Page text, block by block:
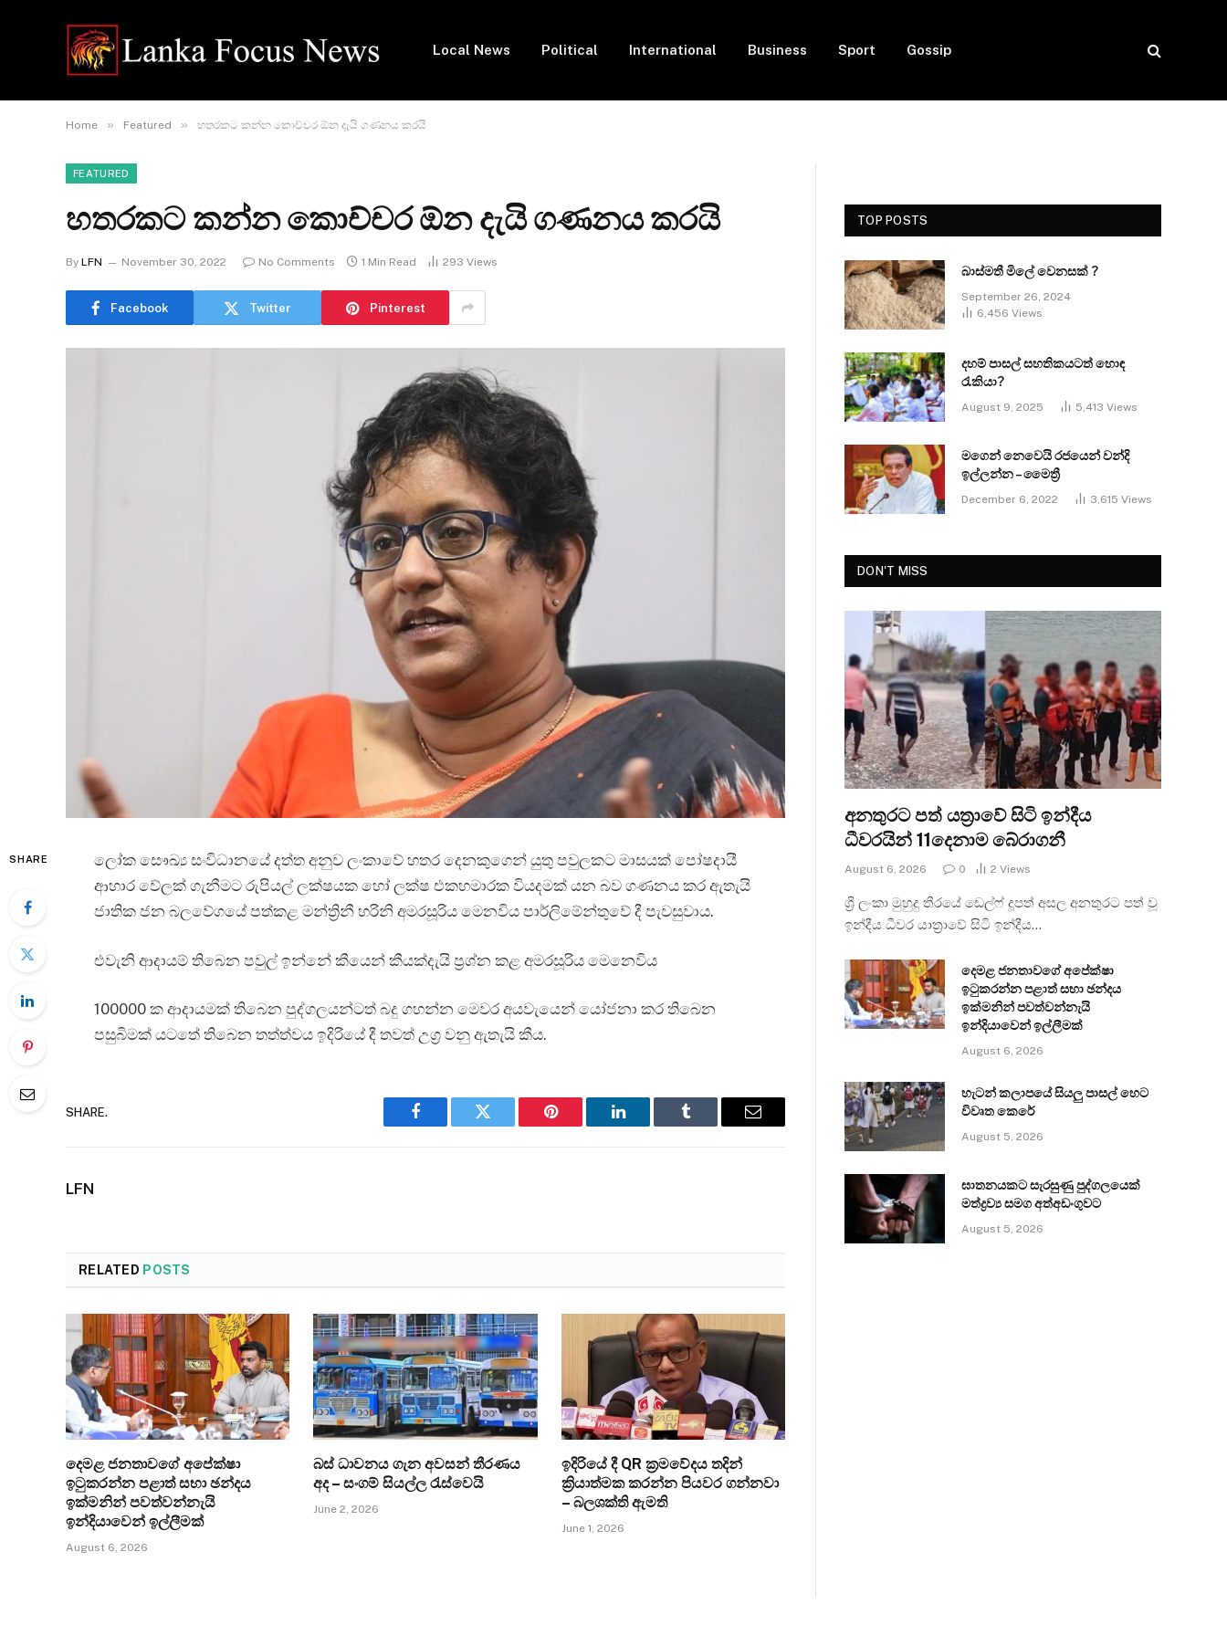
Local News Political International Business Sport Gossip
Home » Featured » හතරකට කන්න කොච්චර ඕන දැයි ගණනය කරයි
FEATURED
හතරකට කන්න කොච්චර ඕන දැයි ගණනය කරයි
By LFN November 30, 2022 No Comments 1 Min Read 293 Views
Facebook Twitter Pinterest
SHARE
ලෝක සෞඛ්‍ය සංවිධානයේ දත්ත අනුව ලංකාවේ හතර දෙනකුගෙන් යුතු පවුලකට මාසයක් පෝෂදායී
ආහාර වේලක් ගැනීමට රුපියල් ලක්ෂයක හෝ ලක්ෂ එකහමාරක වියදමක් යන බව ගණනය කර ඇතැයි
ජාතික ජන බලවේගයේ පත්කළ මන්ත්‍රිනී හරිනි අමරසූරිය මෙනවිය පාර්ලිමේන්තුවේ දී පැවසුවාය.
එවැනි ආදායම් තිබෙන පවුල් ඉන්නේ කීයෙන් කීයක්දැයි ප්‍රශ්න කළ අමරසූරිය මෙනෙවිය
100000 ක ආදායමක් තිබෙන පුද්ගලයන්ටත් බදු ගහන්න මෙවර අයවැයෙන් යෝජනා කර තිබෙන
පසුබිමක් යටතේ තිබෙන තත්ත්වය ඉදිරියේ දී තවත් උග්‍ර වනු ඇතැයි කීය.
SHARE.
Facebook Twitter Pinterest LinkedIn Tumblr Email
LFN
RELATED POSTS
දෙමළ ජනතාවගේ අපේක්ෂා
ඉටුකරන්න පළාත් සභා ඡන්දය
ඉක්මනින් පවත්වන්නැයි
ඉන්දියාවෙන් ඉල්ලීමක්
August 6, 2026
බස් ධාවනය ගැන අවසන් තීරණය
අද – සංගම් සියල්ල රැස්වෙයි
June 2, 2026
ඉදිරියේ දී QR ක්‍රමවේදය තදින්
ක්‍රියාත්මක කරන්න පියවර ගන්නවා
– බලශක්ති ඇමති
June 1, 2026
TOP POSTS
බාස්මතී මිලේ වෙනසක් ?
September 26, 2024
6,456 Views
දහම් පාසල් සහතිකයටත් හොඳ
රැකියා?
August 9, 2025 5,413 Views
මගෙන් නෙවෙයි රජයෙන් වන්දි
ඉල්ලන්න – මෛත්‍රී
December 6, 2022 3,615 Views
DON'T MISS
අනතුරට පත් යත්‍රාවේ සිටි ඉන්දීය
ධීවරයින් 11දෙනාම බේරාගනී
August 6, 2026 0 2 Views
ශ්‍රී ලංකා මුහුදු තීරයේ ඩෙල්ෆ් දූපත් අසල අනතුරට පත් වූ
ඉන්දීය ධීවර යාත්‍රාවේ සිටි ඉන්දීය…
දෙමළ ජනතාවගේ අපේක්ෂා
ඉටුකරන්න පළාත් සභා ඡන්දය
ඉක්මනින් පවත්වන්නැයි
ඉන්දියාවෙන් ඉල්ලීමක්
August 6, 2026
හැටන් කලාපයේ සියලු පාසල් හෙට
විවෘත කෙරේ
August 5, 2026
ඝාතනයකට සැරසුණු පුද්ගලයෙක්
මත්ද්‍රව්‍ය සමග අත්අඩංගුවට
August 5, 2026